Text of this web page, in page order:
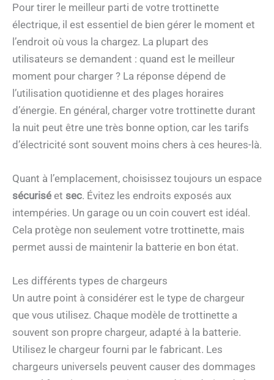
Pour tirer le meilleur parti de votre trottinette
électrique, il est essentiel de bien gérer le moment et
l’endroit où vous la chargez. La plupart des
utilisateurs se demandent : quand est le meilleur
moment pour charger ? La réponse dépend de
l’utilisation quotidienne et des plages horaires
d’énergie. En général, charger votre trottinette durant
la nuit peut être une très bonne option, car les tarifs
d’électricité sont souvent moins chers à ces heures-là.
Quant à l’emplacement, choisissez toujours un espace
sécurisé et sec. Évitez les endroits exposés aux
intempéries. Un garage ou un coin couvert est idéal.
Cela protège non seulement votre trottinette, mais
permet aussi de maintenir la batterie en bon état.
Les différents types de chargeurs
Un autre point à considérer est le type de chargeur
que vous utilisez. Chaque modèle de trottinette a
souvent son propre chargeur, adapté à la batterie.
Utilisez le chargeur fourni par le fabricant. Les
chargeurs universels peuvent causer des dommages